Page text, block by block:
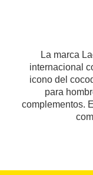
La marca
internacional
icono del
para
complementos.